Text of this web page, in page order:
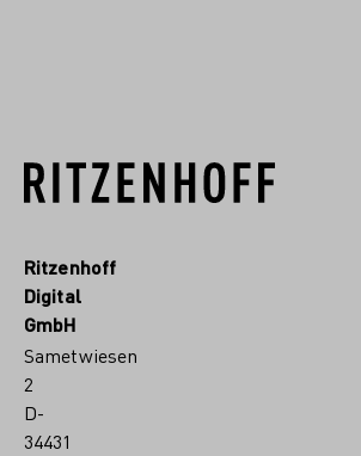
Ritzenhoff
Digital
GmbH
Sametwiesen
2
D-
34431